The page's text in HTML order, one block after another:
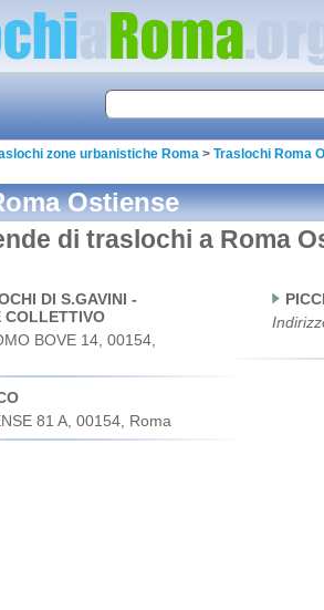
zone urbanistiche Roma > Traslochi Roma
Ostiense
di traslochi a Roma
DI S.GAVINI -
COLLETTIVO
BOVE 14, 00154,
81 A, 00154, Roma